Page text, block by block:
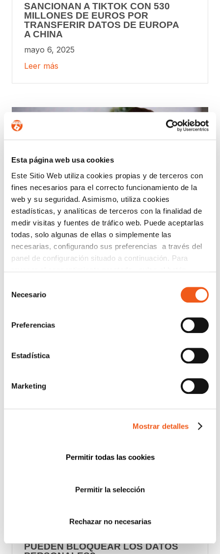
Esta página web usa cookies
Este Sitio Web utiliza cookies propias y de terceros con
fines necesarios para el correcto funcionamiento de la
web y su seguridad. Asimismo, utiliza cookies
estadísticas, y analíticas de terceros con la finalidad de
medir visitas y fuentes de tráfico web. Puede aceptarlas
todas, solo algunas de ellas o simplemente las
necesarias, configurando sus preferencias a través del
panel de configuración situado a continuación. Para
consultar nuestra política de cookies
política de cookies
Necesario
Preferencias
Estadística
Marketing
Mostrar detalles
Permitir todas las cookies
Permitir la selección
Rechazar no necesarias
SANCIONAN A TIKTOK CON 530
MILLONES DE EUROS POR
TRANSFERIR DATOS DE EUROPA
A CHINA
mayo 6, 2025
Leer más
AUTÓNOMOS
Leer más
PUEDEN BLOQUEAR LOS DATOS